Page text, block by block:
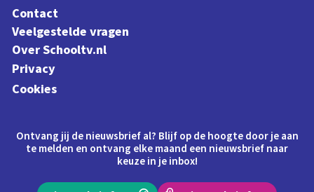
Contact
Veelgestelde vragen
Over Schooltv.nl
Privacy
Cookies
Ontvang jij de nieuwsbrief al? Blijf op de hoogte door je aan
te melden en ontvang elke maand een nieuwsbrief naar
keuze in je inbox!